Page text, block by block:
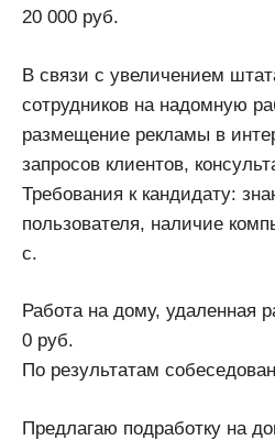
20 000 руб.
В связи с увеличением
сотрудников на надомную
размещение рекламы в
запросов клиентов,
Требования к кандидату:
пользователя, наличие
с.
Работа на дому, удаленная
0 руб.
По результатам
Предлагаю подработку на